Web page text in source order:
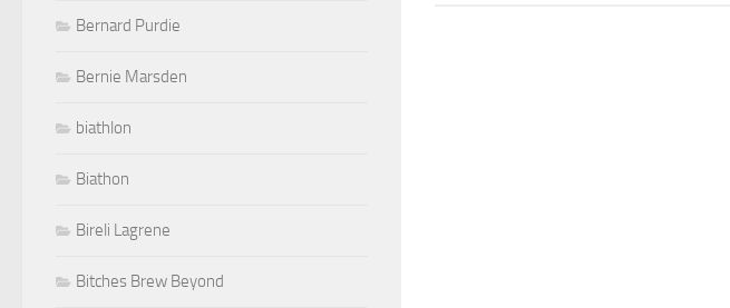
Bernard Purdie
Bernie Marsden
biathlon
Biathon
Bireli Lagrene
Bitches Brew Beyond